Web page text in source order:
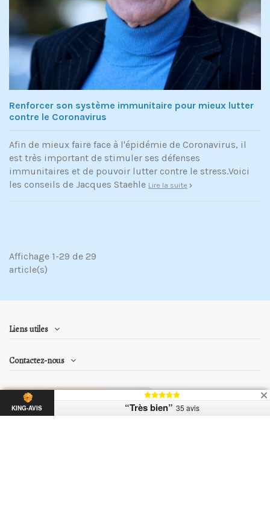
Renforcer son système immunitaire pour mieux lutter
contre le Coronavirus
Afin de mieux faire face à l'épidémie de Coronavirus, il
est très important de stimuler ses défenses
immunitaires et de pouvoir lutter contre le stress.Voici
les conseils de Jacques Staehle Lire la suite
Affichage 1-29 de 29
article(s)
Liens utiles
Contactez-nous
KING-AVIS “Très bien” 35 avis